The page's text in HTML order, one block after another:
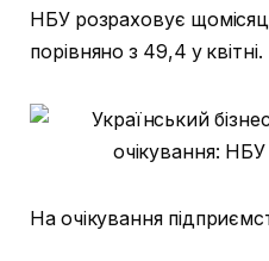
НБУ розраховує
порівняно з 49,4 у квітні.
На очікування